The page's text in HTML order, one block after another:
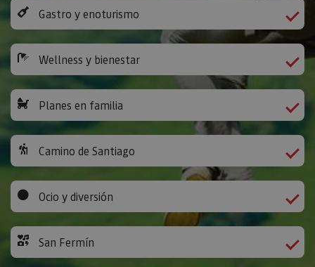
Gastro y enoturismo
Wellness y bienestar
Planes en familia
Camino de Santiago
Ocio y diversión
San Fermín